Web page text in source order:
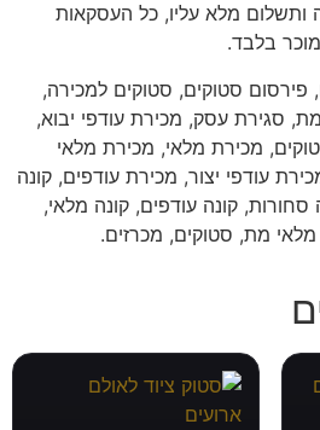
מלא עליו, כל העסקאות
בלבד.
פירסום סטוקים, סטוקים למכירה,
סגירת עסק, מכירת עודפי יבוא,
מכירת מלאי, מכירת מלאי
עודפי יצור, מכירת עודפים, קונה
סחורות, קונה עודפים, קונה מלאי,
מלאי מת, סטוקים, מכרזים.